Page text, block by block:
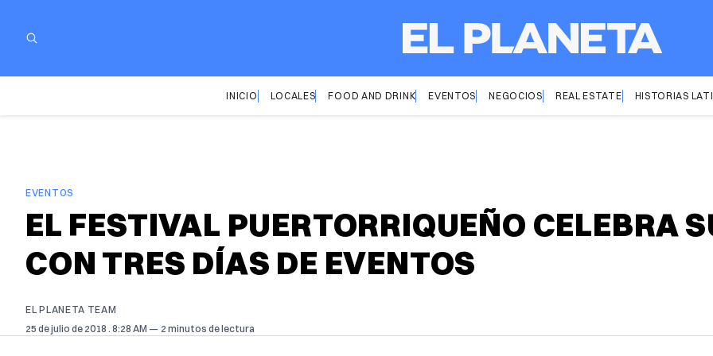
INICIO LOCALES FOOD AND DRINK EVENTOS NEGOCIOS REAL ESTATE HISTORIAS
EVENTOS
EL FESTIVAL PUERTORRIQUEÑO CELEBRA
CON TRES DÍAS DE EVENTOS
EL PLANETA TEAM
25 de julio de 2018 . 8:28 AM 2 minutos de lectura